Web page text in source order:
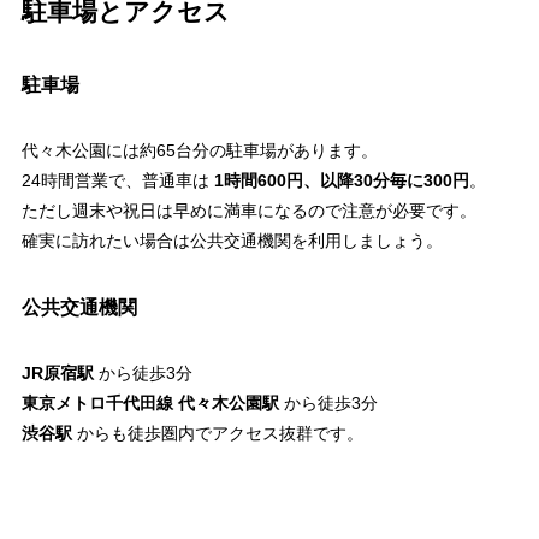
駐車場とアクセス
駐車場
代々木公園には約65台分の駐車場があります。
24時間営業で、普通車は 1時間600円、以降30分毎に300円 。
ただし週末や祝日は早めに満車になるので注意が必要です。
確実に訪れたい場合は公共交通機関を利用しましょう。
公共交通機関
JR原宿駅 から徒歩3分
東京メトロ千代田線 代々木公園駅 から徒歩3分
渋谷駅 からも徒歩圏内でアクセス抜群です。